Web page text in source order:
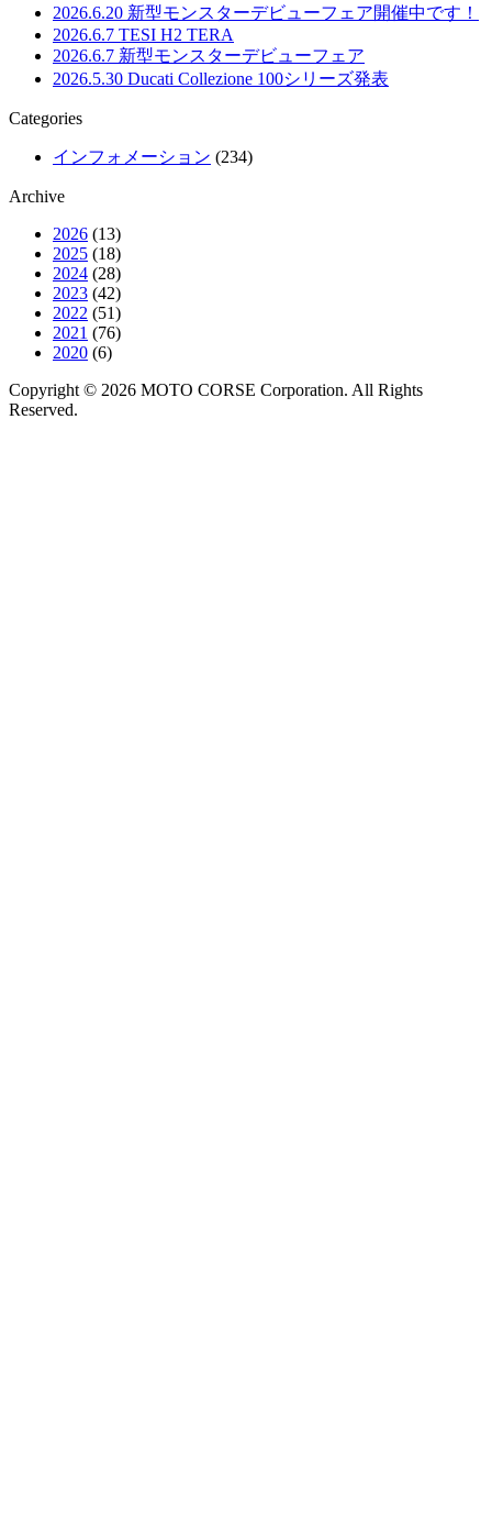
2026.6.20 新型モンスターデビューフェア開催中です！
2026.6.7 TESI H2 TERA
2026.6.7 新型モンスターデビューフェア
2026.5.30 Ducati Collezione 100シリーズ発表
Categories
インフォメーション (234)
Archive
2026 (13)
2025 (18)
2024 (28)
2023 (42)
2022 (51)
2021 (76)
2020 (6)
Copyright © 2026 MOTO CORSE Corporation. All Rights
Reserved.